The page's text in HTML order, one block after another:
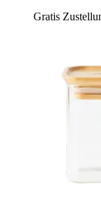
Gratis